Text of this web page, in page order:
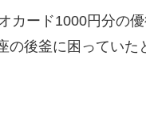
カード1000円分の
の後釜に困ってい